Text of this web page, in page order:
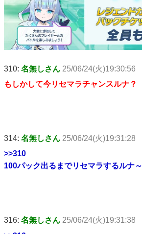
310: 名無しさん 25/06/24(火)19:30:56
もしかして今リセマラチャンスルナ？
314: 名無しさん 25/06/24(火)19:31:28
>>310
100パック出るまでリセマラするルナ～
316: 名無しさん 25/06/24(火)19:31:38